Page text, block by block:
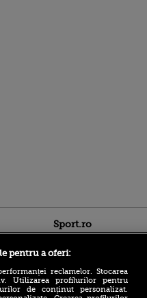
Sport.ro
pentru a oferi:
reclamelor. Stocarea
Utilizarea profilurilor pentru
de conținut personalizat.